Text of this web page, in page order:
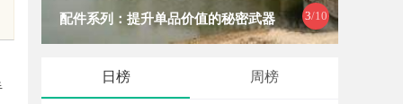
4/10
揭秘济南私家侦探行业的独特魅力与
日榜 周榜